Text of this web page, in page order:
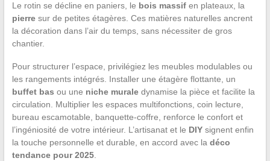
Le rotin se décline en paniers, le bois massifen plateaux, la
pierresur de petites étagères. Ces matières naturelles ancrent
la décoration dans l’air du temps, sans nécessiter de gros
chantier.
Pour structurer l’espace, privilégiez les meubles modulables ou
les rangements intégrés. Installer une étagère flottante, un
buffet bas ou une niche muraledynamise la pièce et facilite la
circulation. Multiplier les espaces multifonctions, coin lecture,
bureau escamotable, banquette-coffre, renforce le confort et
l’ingéniosité de votre intérieur. L’artisanat et le DIYsignent enfin
la touche personnelle et durable, en accord avec la déco
tendance pour 2025.